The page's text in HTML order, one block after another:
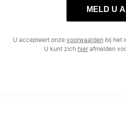
MELD U
U accepteert onze voorwaarden bij het
U kunt zich hierafmelden